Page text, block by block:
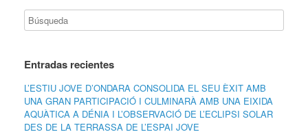
Entradas recientes
L’ESTIU JOVE D’ONDARA CONSOLIDA EL SEU ÈXIT AMB
UNA GRAN PARTICIPACIÓ I CULMINARÀ AMB UNA EIXIDA
AQUÀTICA A DÉNIA I L’OBSERVACIÓ DE L’ECLIPSI SOLAR
DES DE LA TERRASSA DE L’ESPAI JOVE